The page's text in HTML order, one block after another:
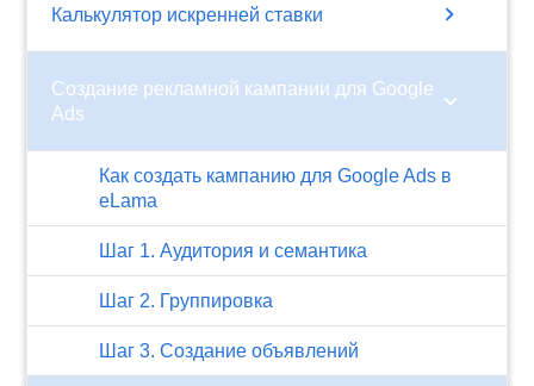
Калькулятор искренней ставки chevron_right
Создание рекламной кампании для Google
Ads
chevron_right
Как создать кампанию для Google Ads в
eLama
Шаг 1. Аудитория и семантика
Шаг 2. Группировка
Шаг 3. Создание объявлений